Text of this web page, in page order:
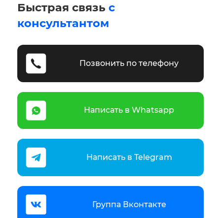
Быстрая связь с
консультантом
Позвонить по телефону
Написать в Whatsapp
Написать в Telegram
Группа Вконтакте